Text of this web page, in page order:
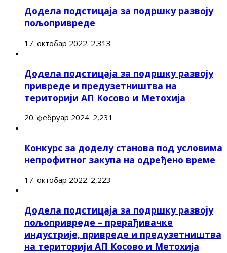
Додела подстицаја за подршку развоју
пољопривреде
17. октобар 2022. 2,313
Додела подстицаја за подршку развоју
привреде и предузетништва на
територији АП Косово и Метохија
20. фебруар 2024. 2,231
Конкурс за доделу станова под условима
непрофитног закупа на одређено време
17. октобар 2022. 2,223
Додела подстицаја за подршку развоју
пољопривреде – прерађивачке
индустрије, привреде и предузетништва
на територији АП Косово и Метохија